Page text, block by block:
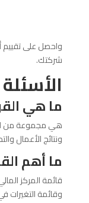
واحصل على تقييم
شركتك.
ما هي
هي مجموعة من
ونتائج الأعمال
ما أهم
قائمة المركز
وقائمة التغيرات